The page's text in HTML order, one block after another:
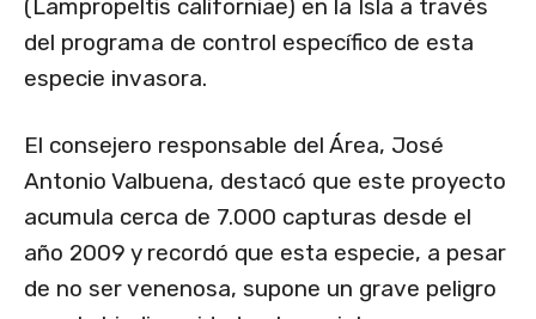
(Lampropeltis californiae) en la Isla a través
del programa de control específico de esta
especie invasora.
El consejero responsable del Área, José
Antonio Valbuena, destacó que este proyecto
acumula cerca de 7.000 capturas desde el
año 2009 y recordó que esta especie, a pesar
de no ser venenosa, supone un grave peligro